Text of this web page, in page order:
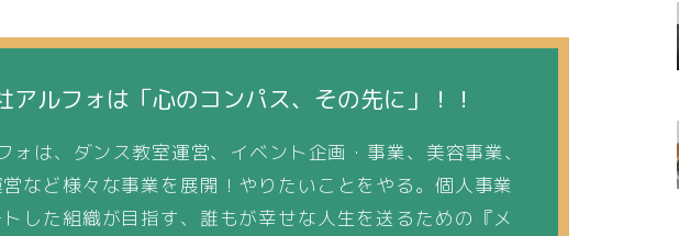
アルフォは「心のコンパス、その先に」！！
ォは、ダンス教室運営、イベント企画・事業、美容事業、
など様々な事業を展開！やりたいことをやる。個人事業
した組織が目指す、誰もが幸せな人生を送るための『メ